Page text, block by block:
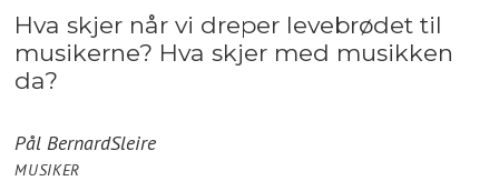
Hva skjer når vi dreper levebrødet til
musikerne? Hva skjer med musikken
da?
Pål BernardSleire
MUSIKER